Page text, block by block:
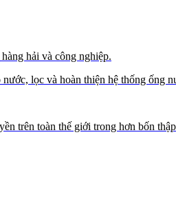
hải và công nghiệp.
lọc và hoàn thiện hệ thống ống
trên toàn thế giới trong hơn bốn